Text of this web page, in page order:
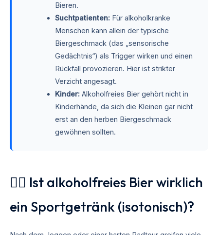
Bieren.
Suchtpatienten:Für alkoholkranke
Menschen kann allein der typische
Biergeschmack (das „sensorische
Gedächtnis“) als Trigger wirken und einen
Rückfall provozieren. Hier ist strikter
Verzicht angesagt.
Kinder:Alkoholfreies Bier gehört nicht in
Kinderhände, da sich die Kleinen gar nicht
erst an den herben Biergeschmack
gewöhnen sollten.
🏃‍♂️ Ist alkoholfreies Bier wirklich
ein Sportgetränk (isotonisch)?